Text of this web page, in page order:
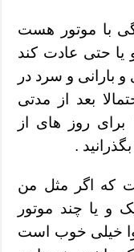
با موتور هست
یا حتی عادت کند
و بارانی و سرد در
بعد از مدتی
برای روز های از
.
که اگر مثل من
و یا چند موتور
خیلی خوب است